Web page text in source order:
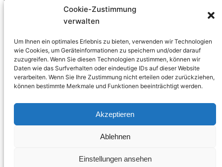
Cookie-Zustimmung
verwalten
Um Ihnen ein optimales Erlebnis zu bieten, verwenden wir Technologien
wie Cookies, um Geräteinformationen zu speichern und/oder darauf
zuzugreifen. Wenn Sie diesen Technologien zustimmen, können wir
Daten wie das Surfverhalten oder eindeutige IDs auf dieser Website
verarbeiten. Wenn Sie Ihre Zustimmung nicht erteilen oder zurückziehen,
können bestimmte Merkmale und Funktionen beeinträchtigt werden.
Akzeptieren
Ablehnen
Einstellungen ansehen
Rücktrittsbelehrung
ZAHLUNGSARTEN
Vorkasse Visa Mastercard Link PayPal
G-Pay
Made with care in Wien 🇦🇹